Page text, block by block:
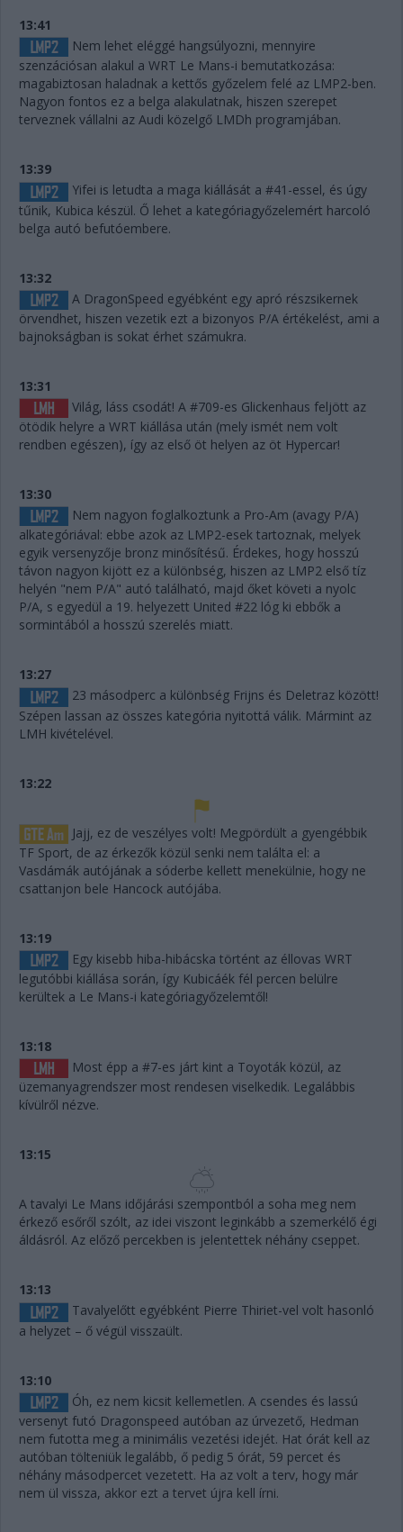
13:41
Nem lehet eléggé hangsúlyozni, mennyire
szenzációsan alakul a WRT Le Mans-i bemutatkozása:
magabiztosan haladnak a kettős győzelem felé az LMP2-ben.
Nagyon fontos ez a belga alakulatnak, hiszen szerepet
terveznek vállalni az Audi közelgő LMDh programjában.
13:39
Yifei is letudta a maga kiállását a #41-essel, és úgy
tűnik, Kubica készül. Ő lehet a kategóriagyőzelemért harcoló
belga autó befutóembere.
13:32
A DragonSpeed egyébként egy apró részsikernek
örvendhet, hiszen vezetik ezt a bizonyos P/A értékelést, ami a
bajnokságban is sokat érhet számukra.
13:31
Világ, láss csodát! A #709-es Glickenhaus feljött az
ötödik helyre a WRT kiállása után (mely ismét nem volt
rendben egészen), így az első öt helyen az öt Hypercar!
13:30
Nem nagyon foglalkoztunk a Pro-Am (avagy P/A)
alkategóriával: ebbe azok az LMP2-esek tartoznak, melyek
egyik versenyzője bronz minősítésű. Érdekes, hogy hosszú
távon nagyon kijött ez a különbség, hiszen az LMP2 első tíz
helyén "nem P/A" autó található, majd őket követi a nyolc
P/A, s egyedül a 19. helyezett United #22 lóg ki ebbők a
sormintából a hosszú szerelés miatt.
13:27
23 másodperc a különbség Frijns és Deletraz között!
Szépen lassan az összes kategória nyitottá válik. Mármint az
LMH kivételével.
13:22
Jajj, ez de veszélyes volt! Megpördült a gyengébbik
TF Sport, de az érkezők közül senki nem találta el: a
Vasdámák autójának a sóderbe kellett menekülnie, hogy ne
csattanjon bele Hancock autójába.
13:19
Egy kisebb hiba-hibácska történt az éllovas WRT
legutóbbi kiállása során, így Kubicáék fél percen belülre
kerültek a Le Mans-i kategóriagyőzelemtől!
13:18
Most épp a #7-es járt kint a Toyoták közül, az
üzemanyagrendszer most rendesen viselkedik. Legalábbis
kívülről nézve.
13:15
A tavalyi Le Mans időjárási szempontból a soha meg nem
érkező esőről szólt, az idei viszont leginkább a szemerkélő égi
áldásról. Az előző percekben is jelentettek néhány cseppet.
13:13
Tavalyelőtt egyébként Pierre Thiriet-vel volt hasonló
a helyzet – ő végül visszaült.
13:10
Óh, ez nem kicsit kellemetlen. A csendes és lassú
versenyt futó Dragonspeed autóban az úrvezető, Hedman
nem futotta meg a minimális vezetési idejét. Hat órát kell az
autóban tölteniük legalább, ő pedig 5 órát, 59 percet és
néhány másodpercet vezetett. Ha az volt a terv, hogy már
nem ül vissza, akkor ezt a tervet újra kell írni.